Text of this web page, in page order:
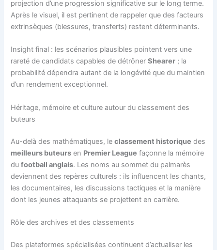
projection d’une progression significative sur le long terme.
Après le visuel, il est pertinent de rappeler que des facteurs
extrinsèques (blessures, transferts) restent déterminants.
Insight final : les scénarios plausibles pointent vers une
rareté de candidats capables de détrônerShearer ; la
probabilité dépendra autant de la longévité que du maintien
d’un rendement exceptionnel.
Héritage, mémoire et culture autour du classement des
buteurs
Au-delà des mathématiques, leclassement historique des
meilleurs buteurs en Premier League façonne la mémoire
dufootball anglais. Les noms au sommet du palmarès
deviennent des repères culturels : ils influencent les chants,
les documentaires, les discussions tactiques et la manière
dont les jeunes attaquants se projettent en carrière.
Rôle des archives et des classements
Des plateformes spécialisées continuent d’actualiser les